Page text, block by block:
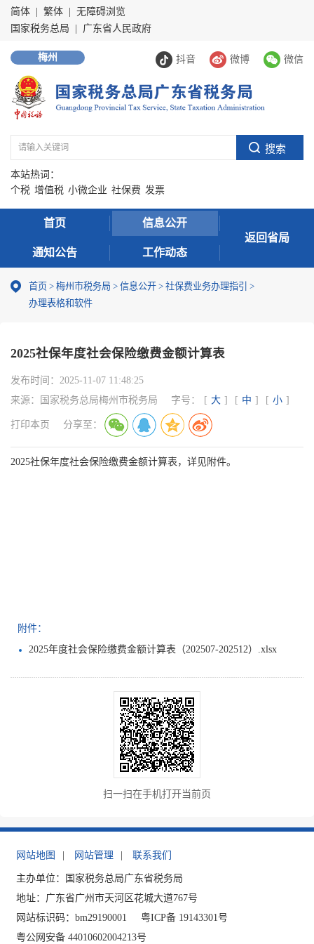
简体 繁体
无障碍浏览
国家税务总局
广东省人民政府
抖音 微博 微信
梅州
本站热词：
个税 增值税 小微企业 社保费 发票
首页 信息公开
通知公告 工作动态
返回省局
首页 > 梅州市税务局 > 信息公开 > 社保费业务办理指引 >
办理表格和软件
2025社保年度社会保险缴费金额计算表
发布时间： 2025-11-07 11:48:25
来源：
国家税务总局梅州市税务局 字号： [ 大 ] [ 中 ] [ 小 ]
打印本页 分享至：
2025社保年度社会保险缴费金额计算表，详见附件。
附件：
2025年度社会保险缴费金额计算表（202507-202512）.xlsx
扫一扫在手机打开当前页
网站地图 网站管理 联系我们
主办单位：国家税务总局广东省税务局
地址：广东省广州市天河区花城大道767号
网站标识码：bm29190001
粤ICP备 19143301号
粤公网安备 44010602004213号